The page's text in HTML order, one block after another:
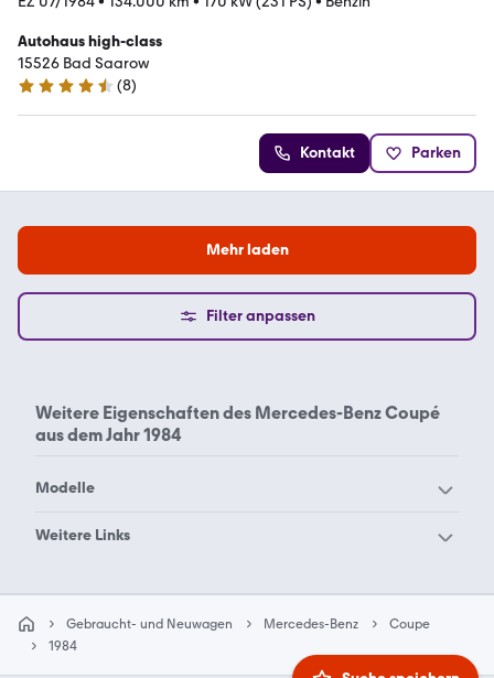
Autohaus high-class
15526 Bad Saarow
4.4 Sterne
(8)
Kontakt Parken
Mehr laden
Filter anpassen
Weitere Eigenschaften des Mercedes-Benz Coupé
aus dem Jahr 1984
Modelle
Mercedes-Benz 190
Mercedes-Benz 300
Mercedes-Benz 500
Mercedes-Benz 600
Mercedes-Benz A 160
Mercedes-Benz A 200
Weitere Links
Mercedes-Benz Coupe
1975
Gebraucht- und Neuwagen Mercedes-Benz
Coupe
1984